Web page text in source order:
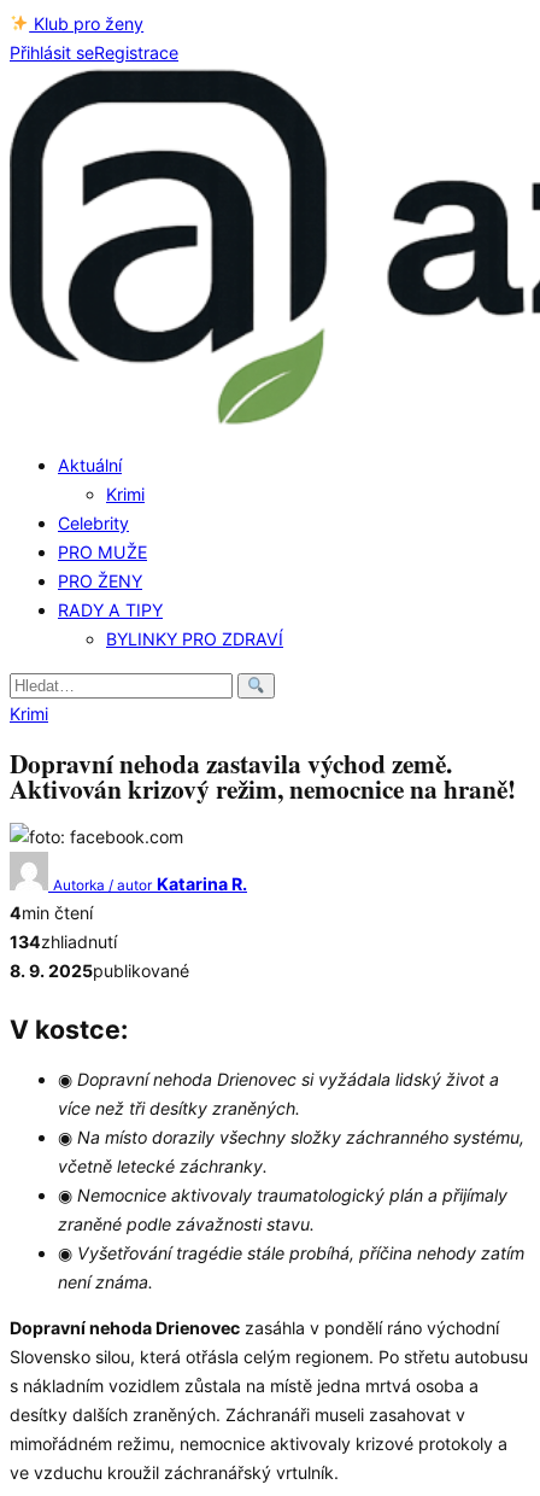
Klub pro ženy
Přihlásit seRegistrace
Aktuální
Krimi
Celebrity
PRO MUŽE
PRO ŽENY
RADY A TIPY
BYLINKY PRO ZDRAVÍ
Hledat:
Krimi
Dopravní nehoda zastavila východ země.
Aktivován krizový režim, nemocnice na hraně!
Autorka / autor Katarina R.
4min čtení
134zhliadnutí
8. 9. 2025publikované
V kostce:
◉ Dopravní nehoda Drienovec si vyžádala lidský život a
více než tři desítky zraněných.
◉ Na místo dorazily všechny složky záchranného systému,
včetně letecké záchranky.
◉ Nemocnice aktivovaly traumatologický plán a přijímaly
zraněné podle závažnosti stavu.
◉ Vyšetřování tragédie stále probíhá, příčina nehody zatím
není známa.
Dopravní nehoda Drienovec zasáhla v pondělí ráno východní
Slovensko silou, která otřásla celým regionem. Po střetu autobusu
s nákladním vozidlem zůstala na místě jedna mrtvá osoba a
desítky dalších zraněných. Záchranáři museli zasahovat v
mimořádném režimu, nemocnice aktivovaly krizové protokoly a
ve vzduchu kroužil záchranářský vrtulník.